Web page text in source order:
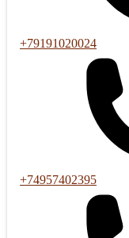
+79191020024
+74957402395